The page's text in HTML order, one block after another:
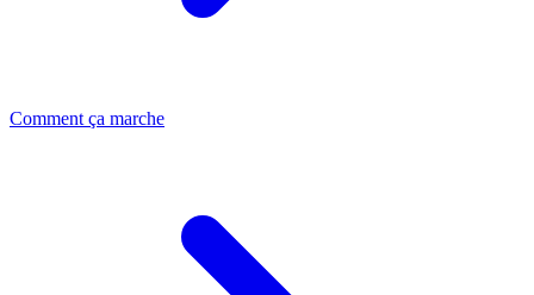
Comment ça marche